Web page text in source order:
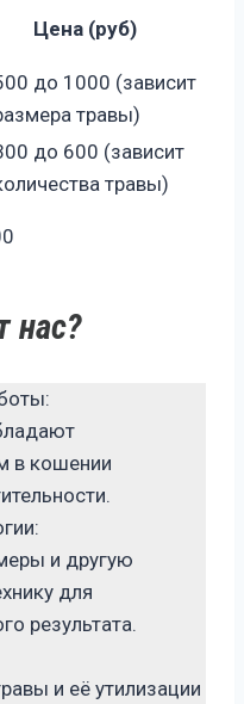
Цена (руб)
до 1000 (зависит
травы)
до 600 (зависит
травы)
нас?
в кошении
и другую
для
результата.
и её утилизации